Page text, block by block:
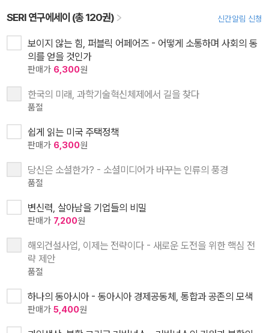
SERI 연구에세이 (총 120권) 신간알림 신청
보이지 않는 힘, 퍼블릭 어페어즈 - 어떻게 소통하며 사회의 동
의를 얻을 것인가
판매가 6,300원
한국의 미래, 과학기술혁신체제에서 길을 찾다
품절
쉽게 읽는 미국 주택정책
판매가 6,300원
당신은 소셜한가? - 소셜미디어가 바꾸는 인류의 풍경
품절
변신력, 살아남을 기업들의 비밀
판매가 7,200원
해외건설사업, 이제는 전략이다 - 새로운 도전을 위한 핵심 전
략 제안
품절
하나의 동아시아 - 동아시아 경제공동체, 통합과 공존의 모색
판매가 5,400원